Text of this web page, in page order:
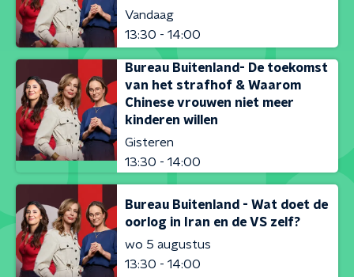
Vandaag
13:30 - 14:00
Bureau Buitenland- De toekomst
van het strafhof & Waarom
Chinese vrouwen niet meer
kinderen willen
Gisteren
13:30 - 14:00
Bureau Buitenland - Wat doet de
oorlog in Iran en de VS zelf?
wo 5 augustus
13:30 - 14:00